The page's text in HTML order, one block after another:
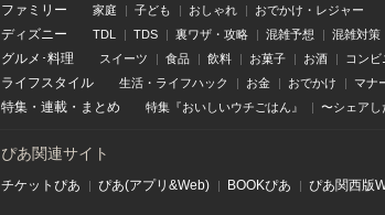
ファミリー 家庭 子ども おしゃれ おでかけ・レジャー
ディズニー TDL TDS 裏ワザ・攻略 混雑予想 混雑対策
グルメ･料理 スイーツ 食品 飲料 お菓子 お酒 コンビ
ライフスタイル 生活・ライフハック お金 おでかけ マナ
特集 ・ 連載 ・ まとめ 特集『おいしいウチごはん』 〜シェア
ぴあ関連サイト
チケットぴあ ぴあ(アプリ&Web) BOOKぴあ ぴあ関⻄版